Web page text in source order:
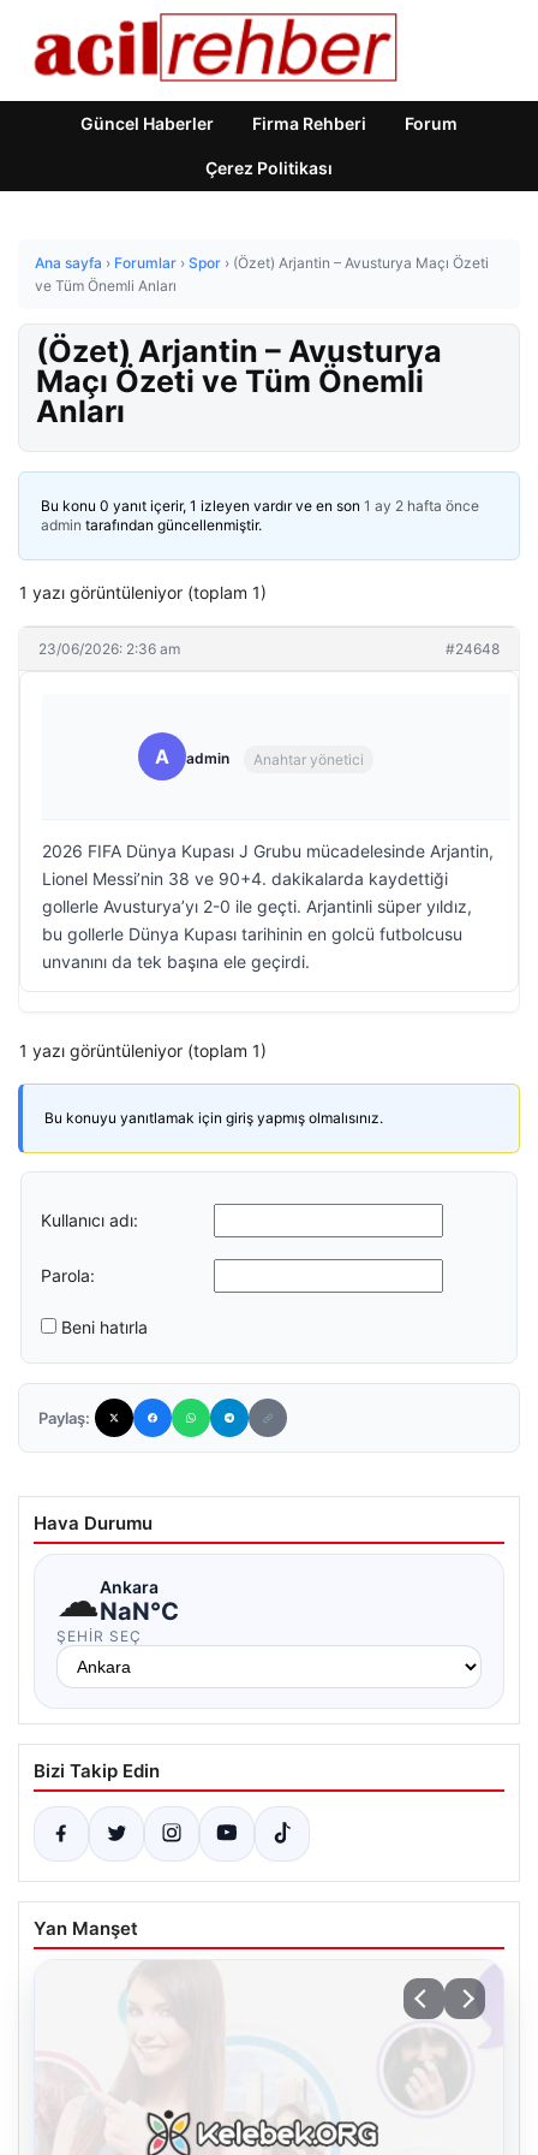
Güncel Haberler Firma Rehberi Forum
Çerez Politikası
Ana sayfa › Forumlar › Spor › (Özet) Arjantin – Avusturya Maçı Özeti
ve Tüm Önemli Anları
(Özet) Arjantin – Avusturya
Maçı Özeti ve Tüm Önemli
Anları
Bu konu 0 yanıt içerir, 1 izleyen vardır ve en son 1 ay 2 hafta önce
admin tarafından güncellenmiştir.
1 yazı görüntüleniyor (toplam 1)
23/06/2026: 2:36 am #24648
A admin Anahtar yönetici
2026 FIFA Dünya Kupası J Grubu mücadelesinde Arjantin,
Lionel Messi’nin 38 ve 90+4. dakikalarda kaydettiği
gollerle Avusturya’yı 2-0 ile geçti. Arjantinli süper yıldız,
bu gollerle Dünya Kupası tarihinin en golcü futbolcusu
unvanını da tek başına ele geçirdi.
1 yazı görüntüleniyor (toplam 1)
Bu konuyu yanıtlamak için giriş yapmış olmalısınız.
Kullanıcı adı:
Parola:
Beni hatırla
Paylaş:
Hava Durumu
☁Ankara
NaN°C
ŞEHIR SEÇ
Bizi Takip Edin
Yan Manşet